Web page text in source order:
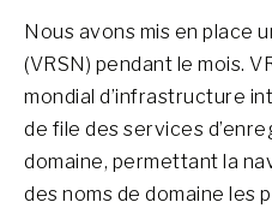
Nous avons mis en place
(VRSN) pendant le mois.
mondial d’infrastructure
de file des services
domaine, permettant la
des noms de domaine les